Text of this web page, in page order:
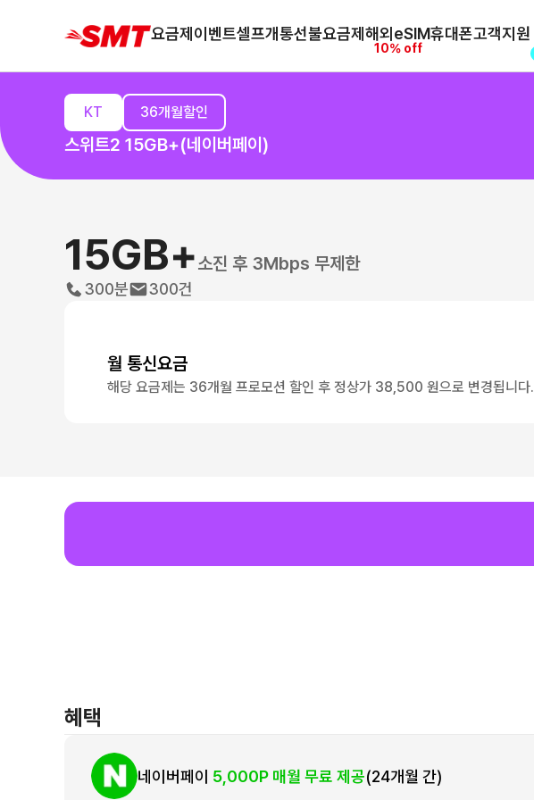
요금제이벤트셀프개통선불요금제해외eSIM
10% off
휴대폰고객지원
KT 36개월할인
스위트2 15GB+(네이버페이)
15GB+소진 후 3Mbps 무제한
300분 300건
월 통신요금
해당 요금제는 36개월 프로모션 할인 후 정상가 38,500 원으로 변경됩니다.
혜택
네이버페이 5,000P 매월 무료 제공(24개월 간)